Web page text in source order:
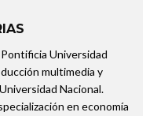
Universidad
multimedia y
Nacional.
en economía